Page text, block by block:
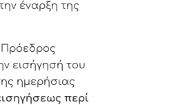
έναρξη της
εισήγησή του
ημερήσιας
περί